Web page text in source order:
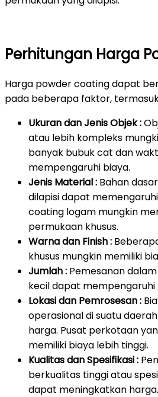
Perhitungan Harga
Harga powder coating dapat
pada beberapa faktor,
Ukuran dan Jenis Objek :
atau lebih kompleks
banyak bubuk cat dan
mempengaruhi biaya.
Jenis Material : Bahan
dilapisi dapat
coating logam mungkin
permukaan khusus.
Warna dan Finish :
khusus mungkin memiliki
Jumlah : Pemesanan
kecil dapat mempengaruhi
Lokasi dan Pemrosesan :
operasional di suatu
harga. Pusat perkotaan
memiliki biaya lebih tinggi.
Kualitas dan Spesifikasi :
berkualitas tinggi atau
dapat meningkatkan harga.